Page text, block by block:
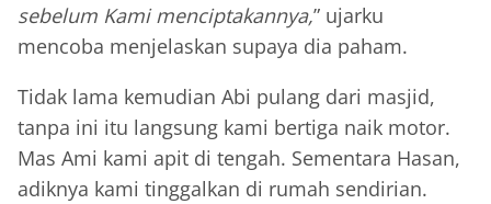
sebelum Kami menciptakannya,” ujarku
mencoba menjelaskan supaya dia paham.
Tidak lama kemudian Abi pulang dari masjid,
tanpa ini itu langsung kami bertiga naik motor.
Mas Ami kami apit di tengah. Sementara Hasan,
adiknya kami tinggalkan di rumah sendirian.